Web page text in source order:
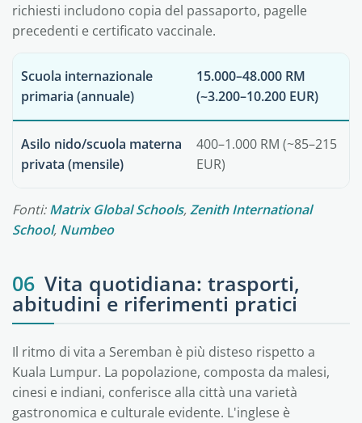
richiesti includono copia del passaporto, pagelle
precedenti e certificato vaccinale.
Scuola internazionale
primaria (annuale)
15.000–48.000 RM
(~3.200–10.200 EUR)
Asilo nido/scuola materna
privata (mensile)
400–1.000 RM (~85–215
EUR)
Fonti:Matrix Global Schools,Zenith International
School, Numbeo
06 Vita quotidiana: trasporti,
abitudini e riferimenti pratici
Il ritmo di vita a Seremban è più disteso rispetto a
Kuala Lumpur. La popolazione, composta da malesi,
cinesi e indiani, conferisce alla città una varietà
gastronomica e culturale evidente. L'inglese è